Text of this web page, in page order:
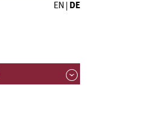
EN DE